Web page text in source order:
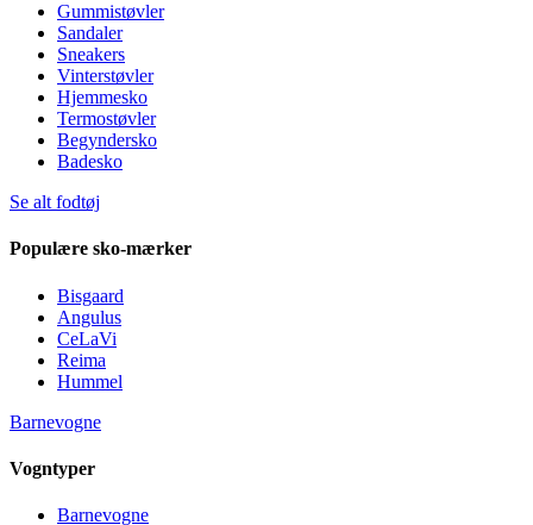
Gummistøvler
Sandaler
Sneakers
Vinterstøvler
Hjemmesko
Termostøvler
Begyndersko
Badesko
Se alt fodtøj
Populære sko-mærker
Bisgaard
Angulus
CeLaVi
Reima
Hummel
Barnevogne
Vogntyper
Barnevogne